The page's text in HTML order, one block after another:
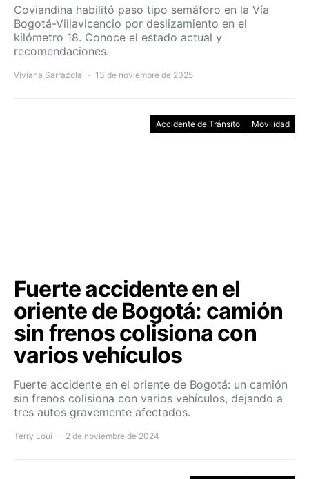
Coviandina habilitó paso tipo semáforo en la Vía
Bogotá-Villavicencio por deslizamiento en el
kilómetro 18. Conoce el estado actual y
recomendaciones.
Viviana Sarrazola 13 de noviembre de 2025
Accidente de Tránsito Movilidad
Fuerte accidente en el
oriente de Bogotá: camión
sin frenos colisiona con
varios vehículos
Fuerte accidente en el oriente de Bogotá: un camión
sin frenos colisiona con varios vehículos, dejando a
tres autos gravemente afectados.
Terry Loui 2 de noviembre de 2024